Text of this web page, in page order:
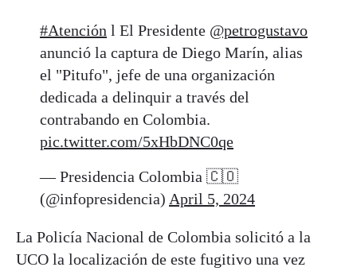
#Atención l El Presidente @petrogustavo
anunció la captura de Diego Marín, alias
el "Pitufo", jefe de una organización
dedicada a delinquir a través del
contrabando en Colombia.
pic.twitter.com/5xHbDNC0qe
— Presidencia Colombia 🇨🇴
(@infopresidencia) April 5, 2024
La Policía Nacional de Colombia solicitó a la
UCO la localización de este fugitivo una vez